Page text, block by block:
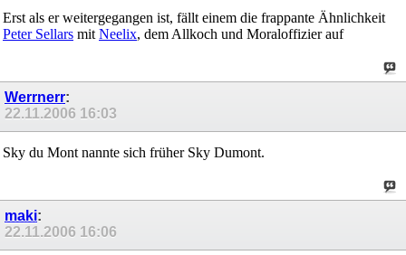
Erst als er weitergegangen ist, fällt einem die frappante Ähnlichkeit
Peter Sellars mit Neelix, dem Allkoch und Moraloffizier auf
Werrnerr:
22.11.2006 16:03
Sky du Mont nannte sich früher Sky Dumont.
maki:
22.11.2006 16:06